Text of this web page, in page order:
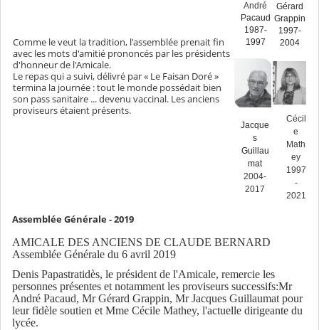
Comme le veut la tradition, l'assemblée prenait fin
avec les mots d'amitié prononcés par les pré­sidents
d'honneur de l'Amicale.
Le repas qui a suivi, délivré par « Le Faisan Doré »
termina la journée : tout le monde possé­dait bien
son pass sanitaire ... devenu vaccinal. Les anciens
proviseurs étaient présents.
André
Pacaud
1987-
1997
Gérard
Grappin
1997-
2004
Jacque
s
Guillau
mat
2004-
2017
Cécil
e
Math
ey
1997
-
2021
Assemblée Générale - 2019
AMICALE DES ANCIENS DE CLAUDE BERNARD
Assemblée Générale du 6 avril 2019
Denis Papastratidès, le président de l'Amicale, remercie les
personnes présentes et notamment les proviseurs successifs:Mr
André Pacaud, Mr Gérard Grappin, Mr Jacques Guillaumat pour
leur fidèle soutien et Mme Cécile Mathey, l'actuelle dirigeante du
lycée.